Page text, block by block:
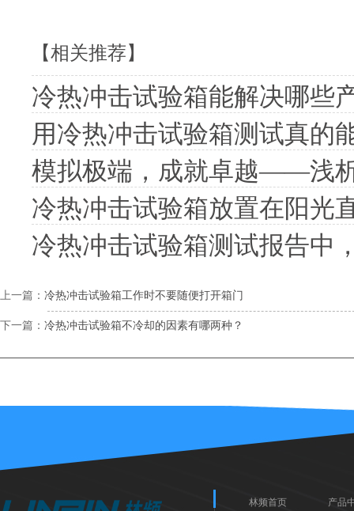
【相关推荐】
冷热冲击试验箱能解决哪些
用冷热冲击试验箱测试真的
模拟极端，成就卓越——浅
冷热冲击试验箱放置在阳光
冷热冲击试验箱测试报告中
上一篇： 冷热冲击试验箱工作时不要随便打开箱门
下一篇： 冷热冲击试验箱不冷却的因素有哪两种？
林频首页 产品